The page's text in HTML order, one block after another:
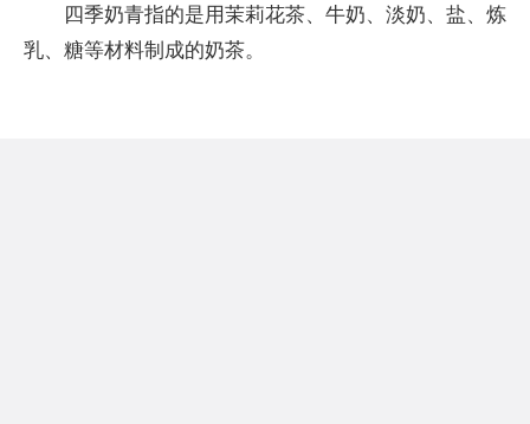
四季奶青指的是用茉莉花茶、牛奶、淡奶、盐、炼
乳、糖等材料制成的奶茶。